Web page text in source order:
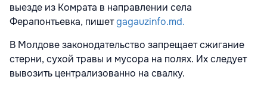
выезде из Комрата в направлении села
Ферапонтьевка, пишетgagauzinfo.md.
В Молдове законодательство запрещает сжигание
стерни, сухой травы и мусора на полях. Их следует
вывозить централизованно на свалку.